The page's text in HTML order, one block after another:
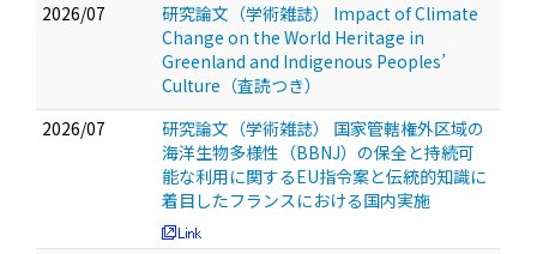
2026/07
研究論文（学術雑誌） Impact of Climate
Change on the World Heritage in
Greenland and Indigenous Peoples’
Culture（査読つき）
2026/07
研究論文（学術雑誌） 国家管轄権外区域の
海洋生物多様性（BBNJ）の保全と持続可
能な利用に関するEU指令案と伝統的知識に
着目したフランスにおける国内実施